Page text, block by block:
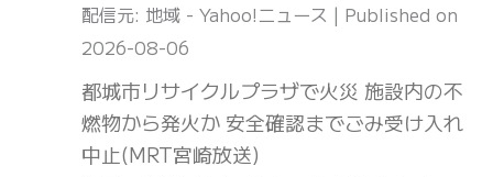
配信元: 地域 - Yahoo!ニュース
Published on
2026-08-06
都城市リサイクルプラザで火災 施設内の不
燃物から発火か 安全確認までごみ受け入れ
中止(MRT宮崎放送)